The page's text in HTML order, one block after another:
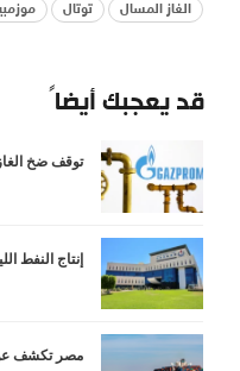
الغاز المسال توتال
قد يعجبك أيضاً
توقف ضخ
إنتاج النفط
مصر تكشف عن